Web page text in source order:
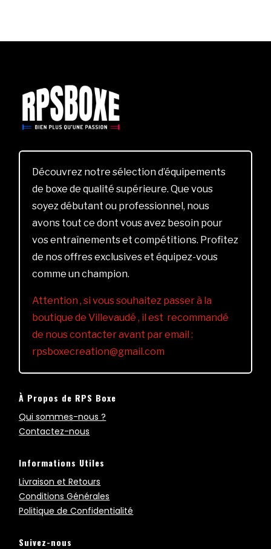
Découvrez notre sélection d’équipements
de boxe de qualité supérieure. Que vous
soyez débutant ou professionnel, nous
avons tout ce dont vous avez besoin pour
vos entraînements et compétitions. Profitez
de nos offres exclusives et équipez-vous
comme un champion.
Attention , si vous souhaitez passer à la
boutique de Villevaudé , il est recommandé
de nous contacter avant par email :
rpsboxecreation@gmail.com
À Propos de RPS Boxe
Qui sommes-nous ?
Contactez-nous
Informations Utiles
Livraison et Retours
Conditions Générales
Politique de Confidentialité
Suivez-nous